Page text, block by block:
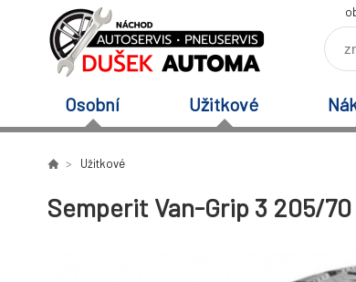
Osobní Užitkové
Užitkové
Semperit Van-Grip 3 205/70